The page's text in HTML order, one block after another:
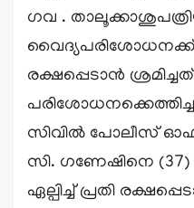
ഗവ .
വൈദ്യപരിശോധനക്ക്
രക്ഷപ്പെടാൻ
സിവിൽ പോലീസ്
സി. ഗണേഷിനെ
ഏല്പിച്ച് പ്രതി